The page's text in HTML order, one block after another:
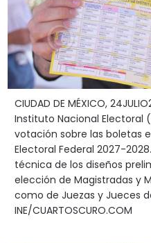
CIUDAD DE MÉXICO,
Instituto Nacional Electoral
votación sobre las boletas
Electoral Federal 2027-
técnica de los diseños
elección de Magistradas y
como de Juezas y Jueces
INE/CUARTOSCURO.COM